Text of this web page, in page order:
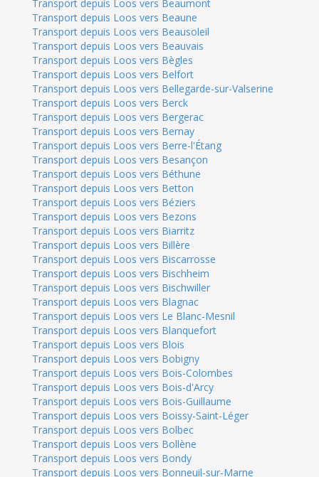
Transport depuis Loos vers Beaumont
Transport depuis Loos vers Beaune
Transport depuis Loos vers Beausoleil
Transport depuis Loos vers Beauvais
Transport depuis Loos vers Bègles
Transport depuis Loos vers Belfort
Transport depuis Loos vers Bellegarde-sur-Valserine
Transport depuis Loos vers Berck
Transport depuis Loos vers Bergerac
Transport depuis Loos vers Bernay
Transport depuis Loos vers Berre-l'Étang
Transport depuis Loos vers Besançon
Transport depuis Loos vers Béthune
Transport depuis Loos vers Betton
Transport depuis Loos vers Béziers
Transport depuis Loos vers Bezons
Transport depuis Loos vers Biarritz
Transport depuis Loos vers Billère
Transport depuis Loos vers Biscarrosse
Transport depuis Loos vers Bischheim
Transport depuis Loos vers Bischwiller
Transport depuis Loos vers Blagnac
Transport depuis Loos vers Le Blanc-Mesnil
Transport depuis Loos vers Blanquefort
Transport depuis Loos vers Blois
Transport depuis Loos vers Bobigny
Transport depuis Loos vers Bois-Colombes
Transport depuis Loos vers Bois-d'Arcy
Transport depuis Loos vers Bois-Guillaume
Transport depuis Loos vers Boissy-Saint-Léger
Transport depuis Loos vers Bolbec
Transport depuis Loos vers Bollène
Transport depuis Loos vers Bondy
Transport depuis Loos vers Bonneuil-sur-Marne